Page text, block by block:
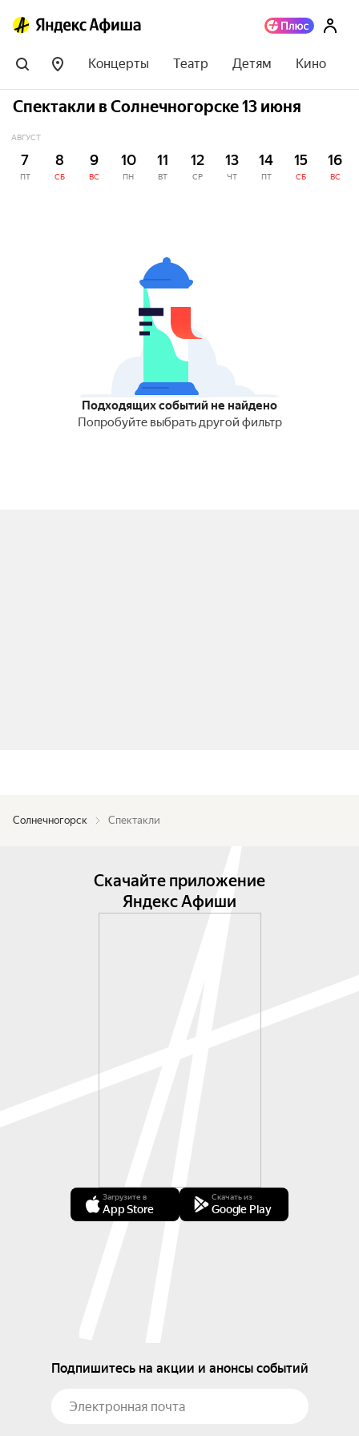
Концерты Театр Детям Кино
Спектакли в Солнечногорске 13 июня
АВГУСТ
7
ПТ
8
СБ
9
ВС
10
ПН
11
ВТ
12
СР
13
ЧТ
14
ПТ
15
СБ
16
ВС
Подходящих событий не найдено
Попробуйте выбрать другой фильтр
Солнечногорск Спектакли
Скачайте приложение
Яндекс Афиши
Загрузите в
App Store
Скачать из
Google Play
Подпишитесь на акции и анонсы событий